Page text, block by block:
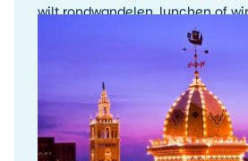
wilt rondwandelen, lunchen of